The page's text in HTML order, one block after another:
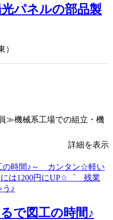
パネルの部品製
）
≫機械系工場での組立・機
詳細を表示
で図工の時間♪